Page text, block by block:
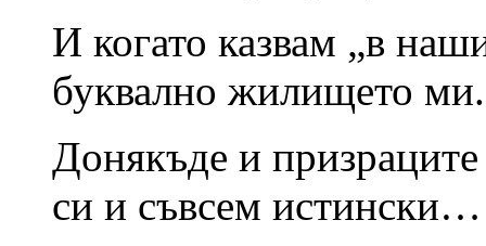
И когато казвам „в
буквално жилището
Донякъде и
си и съвсем истински…